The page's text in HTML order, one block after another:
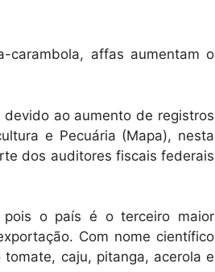
carambola, affas aumentam o
ao aumento de registros
e Pecuária (Mapa), nesta
dos auditores fiscais federais
pois o país é o terceiro maior
Com nome científico
caju, pitanga, acerola e